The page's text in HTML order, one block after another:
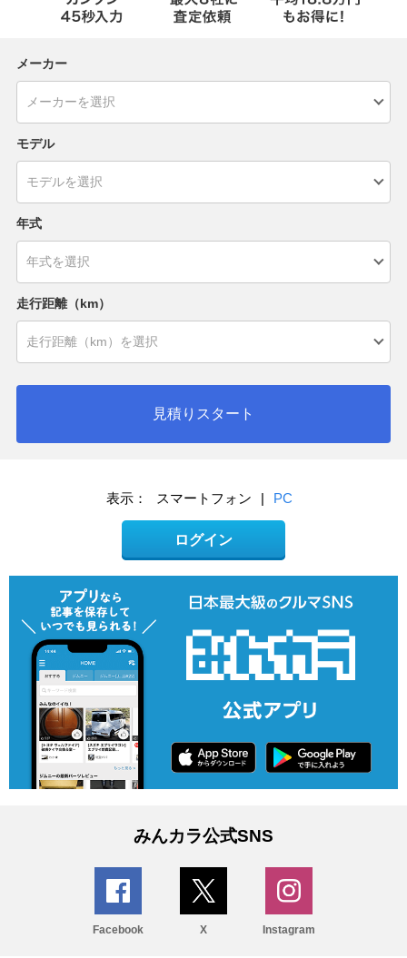
メーカー
モデル
年式
走行距離（km）
見積りスタート
表示： スマートフォン | PC
ログイン
みんカラ公式SNS
Facebook X Instagram